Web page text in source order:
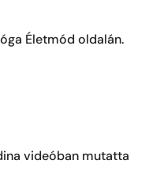
Életmód oldalán.
videóban mutatta